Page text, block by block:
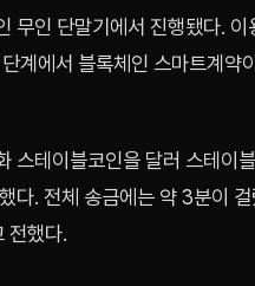
무인 단말기에서 진행됐다. 이
계에서 블록체인 스마트계약
스테이블코인을 달러 스테이
다. 전체 송금에는 약 3분이
전했다.